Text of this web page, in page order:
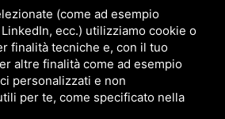
(come ad esempio
ecc.) utilizziamo cookie o
finalità tecniche e, con il tuo
altre finalità come ad esempio
personalizzati e non
per te, come specificato nella